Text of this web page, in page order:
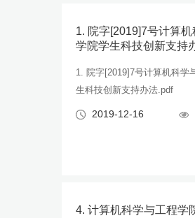
1. 院字[2019]7号计算
学院学生科技创新支持
1. 院字[2019]7号计算机科学
生科技创新支持办法.pdf
2019-12-16
4. 计算机科学与工程学